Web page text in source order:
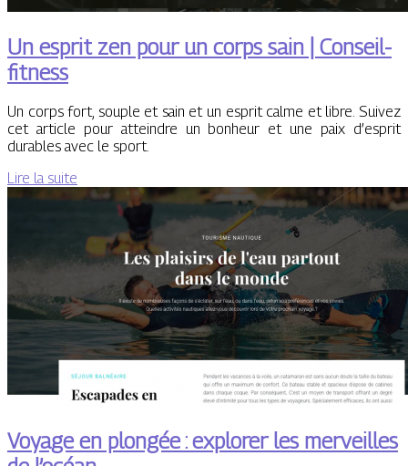
Un esprit zen pour un corps sain | Conseil-
fitness
Un corps fort, souple et sain et un esprit calme et libre. Suivez
cet article pour atteindre un bonheur et une paix d’esprit
durables avec le sport.
Lire la suite
Voyage en plongée : explorer les merveilles